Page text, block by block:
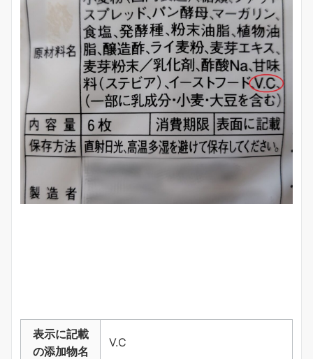
表示に記載
の添加物名
V.C